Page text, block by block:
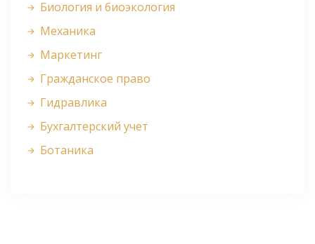
Биология и биоэкология
Механика
Маркетинг
Гражданское право
Гидравлика
Бухгалтерский учет
Ботаника